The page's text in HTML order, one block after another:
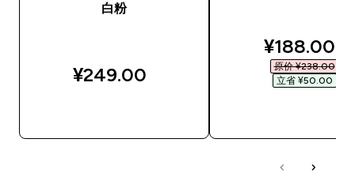
白粉
¥249.00‎
¥188.00‎
原价 ¥238.00‎
立省 ¥50.00‎